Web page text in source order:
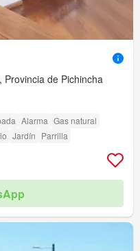
de Pichincha
Alarma Gas natural
Jardín Parrilla